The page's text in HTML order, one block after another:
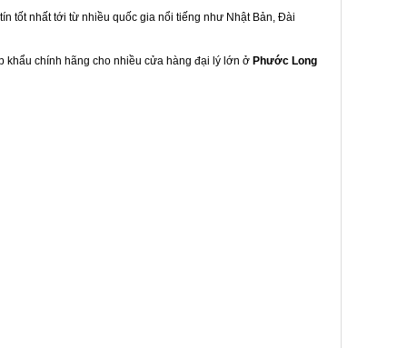
tốt nhất tới từ nhiều quốc gia nổi tiếng như Nhật Bản, Đài
khẩu chính hãng cho nhiều cửa hàng đại lý lớn ở Phước Long